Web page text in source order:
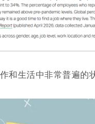
和生活中非常普遍的